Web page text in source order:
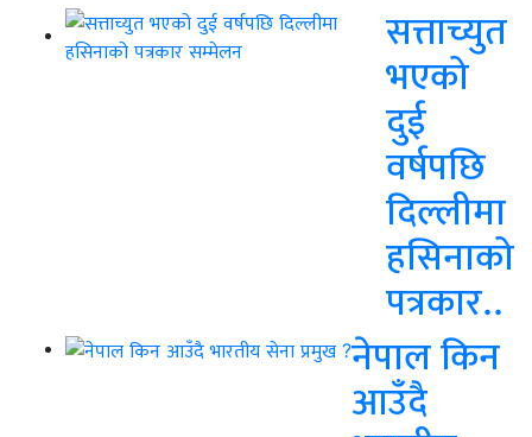
सत्ताच्युत
भएको
दुई
वर्षपछि
दिल्लीमा
हसिनाको
पत्रकार..
नेपाल किन
आउँदै